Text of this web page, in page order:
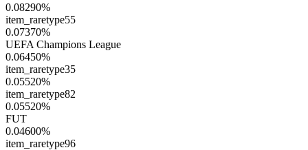
0.08290%
item_raretype55
0.07370%
UEFA Champions League
0.06450%
item_raretype35
0.05520%
item_raretype82
0.05520%
FUT
0.04600%
item_raretype96